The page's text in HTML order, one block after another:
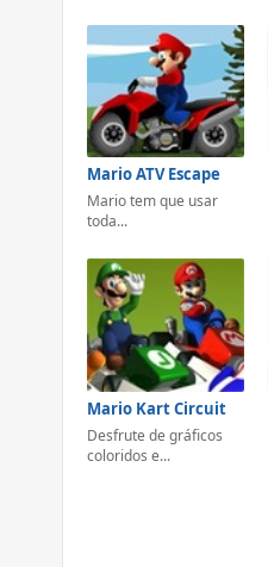
Mario ATV Escape
Mario tem que usar
toda...
Mario Kart Circuit
Desfrute de gráficos
coloridos e...